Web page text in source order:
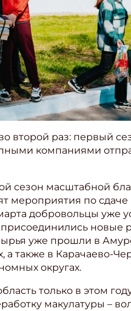
второй раз: первый
компаниями
сезон масштабной
мероприятия по
добровольцы уже
уже прошли в
а также в Карачаево-
округах.
только в этом
макулатуры –